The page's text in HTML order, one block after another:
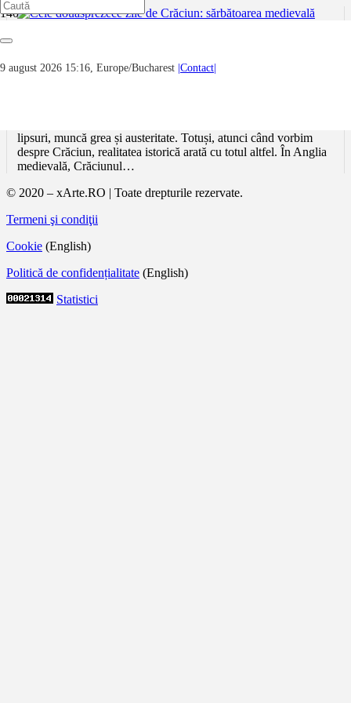
9 august 2026 15:16, Europe/Bucharest |Contact|
Cele douăsprezece zile de Crăciun:
sărbătoarea medievală dintre post, exces și
lipsuri, muncă grea și austeritate. Totuși, atunci când vorbim
despre Crăciun, realitatea istorică arată cu totul altfel. În Anglia
medievală, Crăciunul…
© 2020 – xArte.RO | Toate drepturile rezervate.
Termeni şi condiţii
Cookie (English)
Politică de confidențialitate (English)
Statistici